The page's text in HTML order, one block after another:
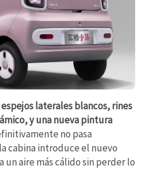
laterales blancos, rines
y una nueva pintura
no pasa
cabina introduce el nuevo
un aire más cálido sin perder lo